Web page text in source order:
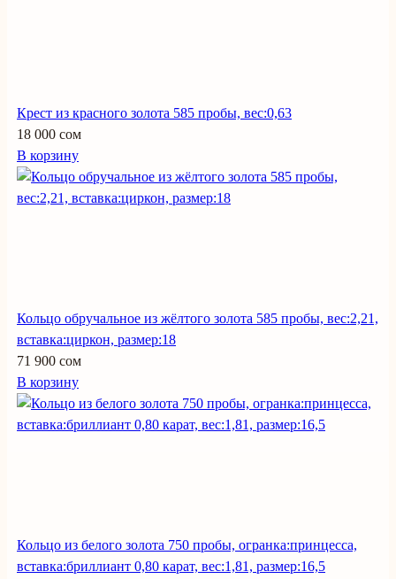
Крест из красного золота 585 пробы, вес:0,63
18 000 сом
В корзину
Кольцо обручальное из жёлтого золота 585 пробы, вес:2,21,
вставка:циркон, размер:18
71 900 сом
В корзину
Кольцо из белого золота 750 пробы, огранка:принцесса,
вставка:бриллиант 0,80 карат, вес:1,81, размер:16,5